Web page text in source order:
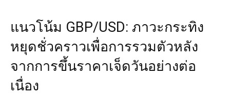
แนวโน้ม GBP/USD: ภาวะกระทิง
หยุดชั่วคราวเพื่อการรวมตัวหลัง
จากการขึ้นราคาเจ็ดวันอย่างต่อ
เนื่อง